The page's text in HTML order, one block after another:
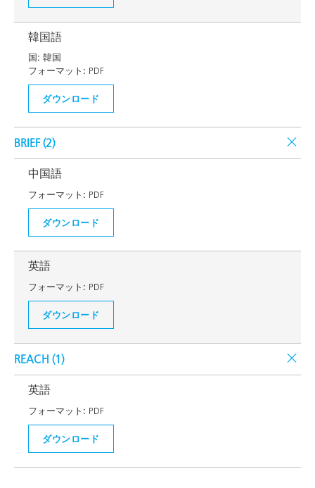
韓国語
国: 韓国
フォーマット: PDF
ダウンロード
BRIEF (2)
中国語
フォーマット: PDF
ダウンロード
英語
フォーマット: PDF
ダウンロード
REACH (1)
英語
フォーマット: PDF
ダウンロード